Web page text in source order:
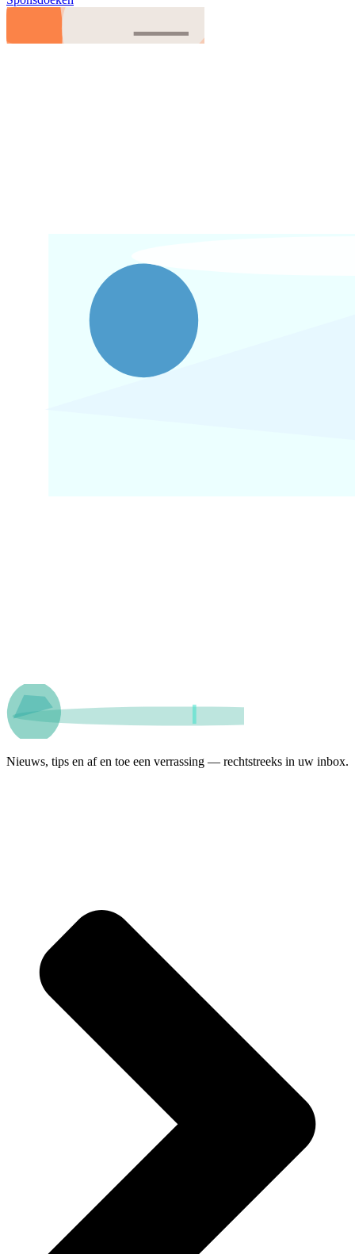
Nieuws, tips en af en toe een verrassing — rechtstreeks in uw inbox.